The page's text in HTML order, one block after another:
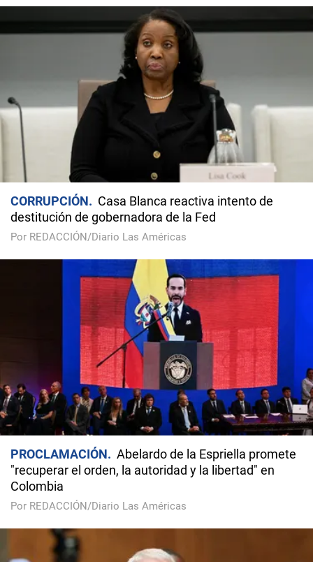
CORRUPCIÓN
Casa Blanca reactiva intento de
destitución de gobernadora de la Fed
Por REDACCIÓN/Diario Las Américas
PROCLAMACIÓN
Abelardo de la Espriella promete
"recuperar el orden, la autoridad y la libertad" en
Colombia
Por REDACCIÓN/Diario Las Américas